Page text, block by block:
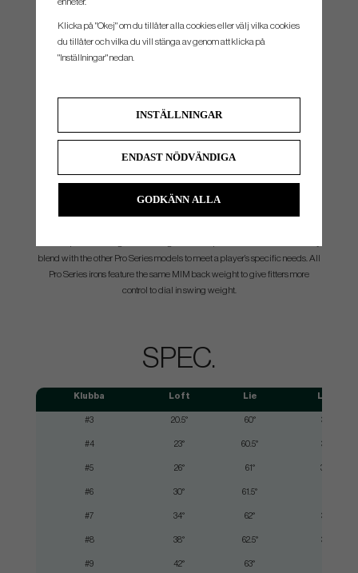
blend with the other Pro Series models to meet a player’s specific needs. All
Pro Series irons feature the same MIM back weight to give fitters more
control to dial in swing weight.
SPEC.
Klubba Loft Lie Längd
#3 20.5° 60° 39.00"
#4 23° 60.5° 38.50"
#5 26° 61° 38.00"
#6 30° 61.5°
#7 34° 62° 37.00"
#8 38° 62.5° 36.50"
#9 42° 63°
Klicka på "Okej" om du tillåter alla cookies eller välj vilka cookies
du tillåter och vilka du vill stänga av genom att klicka på
"Inställningar" nedan.
INSTÄLLNINGAR
ENDAST NÖDVÄNDIGA
GODKÄNN ALLA